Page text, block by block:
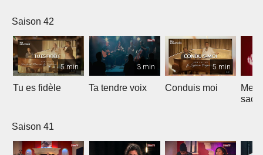
Saison 42
5 min
Tu es fidèle
3 min
Ta tendre voix
5 min
Conduis moi
Saison 41